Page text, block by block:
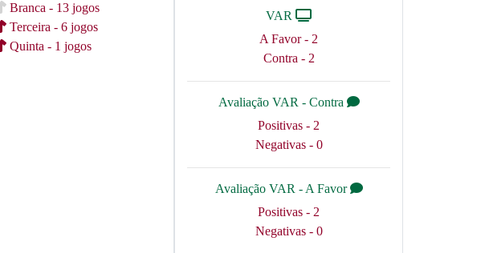
Branca - 13 jogos
Terceira - 6 jogos
Quinta - 1 jogos
VAR
A Favor - 2
Contra - 2
Avaliação VAR - Contra
Positivas - 2
Negativas - 0
Avaliação VAR - A Favor
Positivas - 2
Negativas - 0